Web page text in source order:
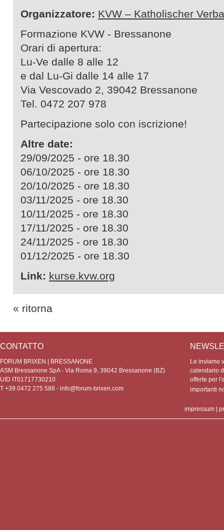
Organizzatore: KVW – Katholischer
Formazione KVW - Bressanone
Orari di apertura:
Lu-Ve dalle 8 alle 12
e dal Lu-Gi dalle 14 alle 17
Via Vescovado 2, 39042 Bressanone
Tel. 0472 207 978
Partecipazione solo con iscrizione!
Altre date:
29/09/2025 - ore 18.30
06/10/2025 - ore 18.30
20/10/2025 - ore 18.30
03/11/2025 - ore 18.30
10/11/2025 - ore 18.30
17/11/2025 - ore 18.30
24/11/2025 - ore 18.30
01/12/2025 - ore 18.30
Link: kurse.kvw.org
« ritorna
CONTATTO
FORUM BRIXEN | BRESSANONE
ASM Bressanone SpA - Via Roma 9, 39042 Bressanone (BZ)
UID IT01717730210
T +39 0472 275 588 - info@forum-brixen.com
Le inviamo
calendario
offerte per
importanti
impressum